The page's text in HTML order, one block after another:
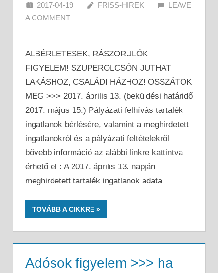
2017-04-19 FRISS-HIREK
LEAVE
A COMMENT
ALBÉRLETESEK, RÁSZORULÓK
FIGYELEM! SZUPEROLCSÓN JUTHAT
LAKÁSHOZ, CSALÁDI HÁZHOZ! OSSZÁTOK
MEG >>> 2017. április 13. (beküldési határidő
2017. május 15.) Pályázati felhívás tartalék
ingatlanok bérlésére, valamint a meghirdetett
ingatlanokról és a pályázati feltételekről
bővebb információ az alábbi linkre kattintva
érhető el : A 2017. április 13. napján
meghirdetett tartalék ingatlanok adatai
TOVÁBB A CIKKRE
Adósok figyelem >>> ha